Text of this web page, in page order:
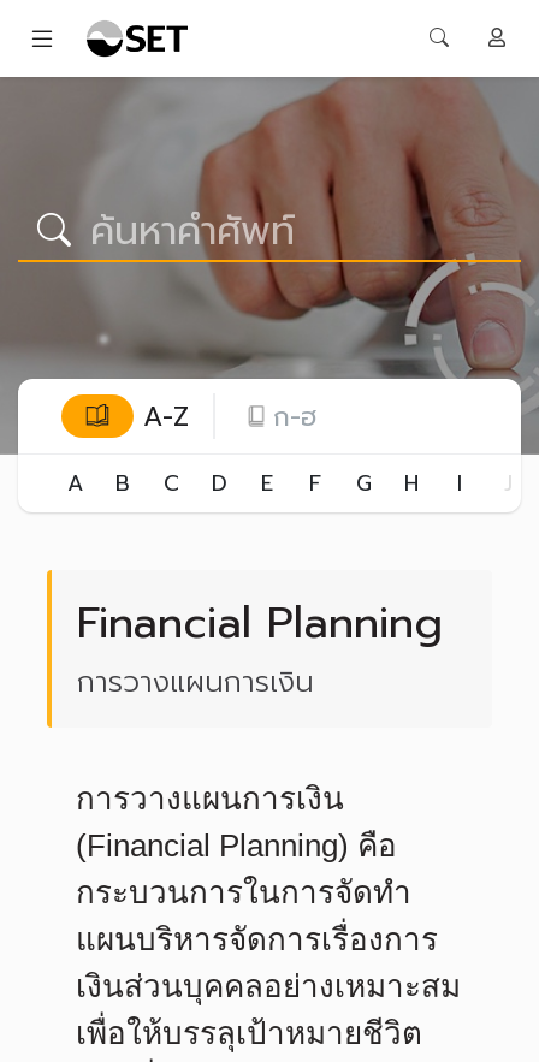
A-Z ก-ฮ
A B C D E F G H I J
Financial Planning
การวางแผนการเงิน
การวางแผนการเงิน
(Financial Planning) คือ
กระบวนการในการจัดทำ
แผนบริหารจัดการเรื่องการ
เงินส่วนบุคคลอย่างเหมาะสม
เพื่อให้บรรลุเป้าหมายชีวิต